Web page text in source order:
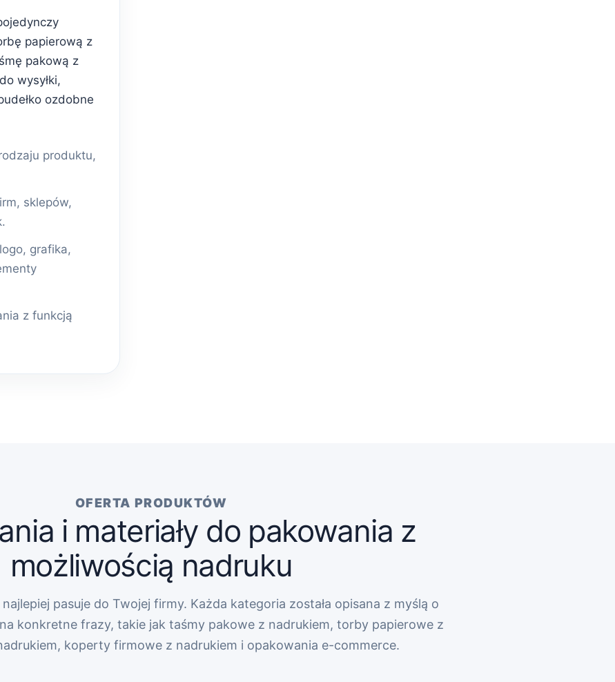
papierową z
pakową z
wysyłki,
ozdobne
produktu,
sklepów,
grafika,
z funkcją
OFERTA PRODUKTÓW
i materiały do pakowania z
możliwością nadruku
pasuje do Twojej firmy. Każda kategoria została opisana z myślą o
konkretne frazy, takie jak taśmy pakowe z nadrukiem, torby papierowe z
koperty firmowe z nadrukiem i opakowania e-commerce.